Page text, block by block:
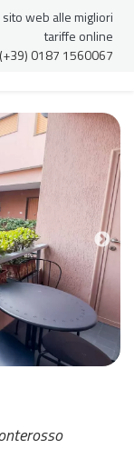
web alle migliori
tariffe online
0187 1560067